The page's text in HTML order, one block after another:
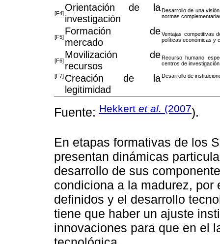
[F4]
Orientación de la
investigación
Desarrollo de una
normas
[F5]
Formación de
mercado
Ventajas competitivas
políticas económicas y
[F6]
Movilización de
recursos
Recurso humano
centros de
[F7] Creación de la
legitimidad
Desarrollo de
Fuente: Hekkert et al. (2007).
En etapas formativas de los
presentan dinámicas
desarrollo de sus
condiciona a la madurez,
definidos y el desarrollo
tiene que haber un ajuste
innovaciones para que en el